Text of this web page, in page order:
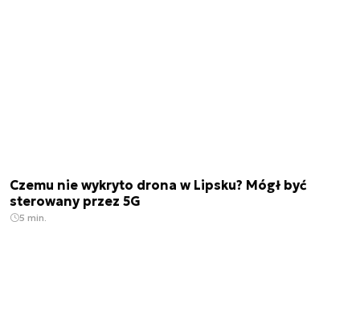
Czemu nie wykryto drona w Lipsku? Mógł być
sterowany przez 5G
5 min.